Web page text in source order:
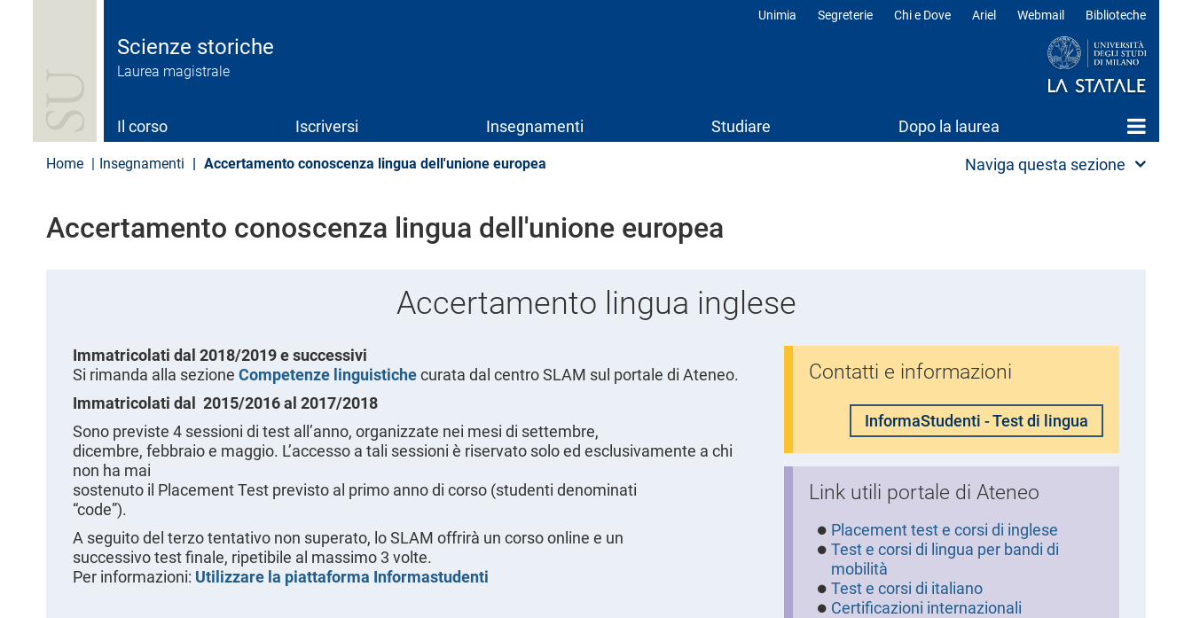
Scienze storiche
Laurea magistrale
Unimia Segreterie Chi e Dove Ariel Webmail Biblioteche
Il corso Iscriversi Insegnamenti Studiare Dopo la laurea
Home Insegnamenti Accertamento conoscenza lingua dell'unione europea Naviga questa sezione
Accertamento conoscenza lingua dell'unione europea
Accertamento lingua inglese
Immatricolati dal 2018/2019 e successivi
Si rimanda alla sezione Competenze linguistichecurata dal centro SLAM sul portale di Ateneo.
Immatricolati dal 2015/2016 al 2017/2018
Sono previste 4 sessioni di test all’anno, organizzate nei mesi di settembre,
dicembre, febbraio e maggio. L’accesso a tali sessioni è riservato solo ed esclusivamente a chi
non ha mai
sostenuto il Placement Test previsto al primo anno di corso (studenti denominati
“code”).
A seguito del terzo tentativo non superato, lo SLAM offrirà un corso online e un
successivo test finale, ripetibile al massimo 3 volte.
Per informazioni: Utilizzare la piattaforma Informastudenti
Contatti e informazioni
InformaStudenti - Test di lingua
Link utili portale di Ateneo
Placement test e corsi di inglese
Test e corsi di lingua per bandi di
mobilità
Test e corsi di italiano
Certificazioni internazionali